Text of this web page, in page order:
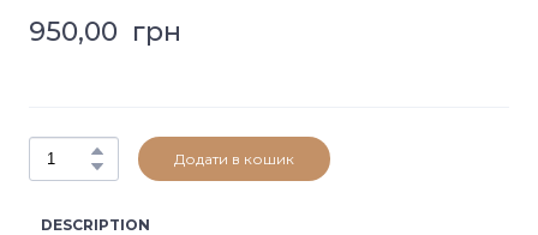
950,00  грн
Додати в кошик
DESCRIPTION